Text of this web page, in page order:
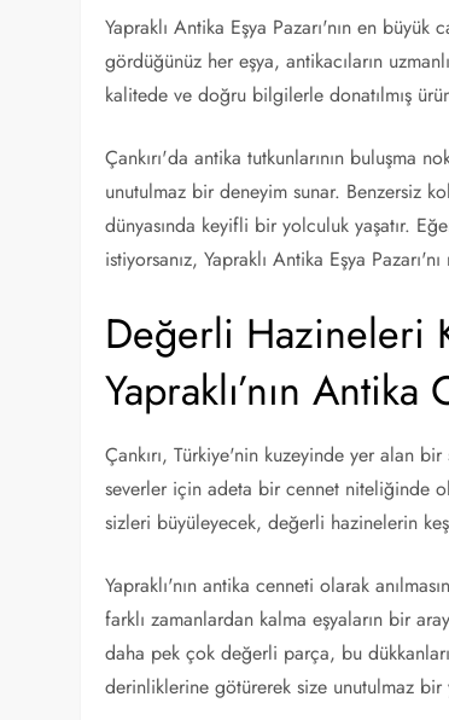
Yapraklı Antika Eşya Pazarı'nın en
gördüğünüz her eşya, antikacıların
kalitede ve doğru bilgilerle donatılmış
Çankırı'da antika tutkunlarının buluşma
unutulmaz bir deneyim sunar. Benzersiz
dünyasında keyifli bir yolculuk yaşatır.
istiyorsanız, Yapraklı Antika Eşya
Değerli Hazineleri
Yapraklı’nın Antika
Çankırı, Türkiye'nin kuzeyinde yer alan
severler için adeta bir cennet niteliğinde
sizleri büyüleyecek, değerli hazinelerin
Yapraklı'nın antika cenneti olarak
farklı zamanlardan kalma eşyaların bir
daha pek çok değerli parça, bu
derinliklerine götürerek size unutulmaz bir